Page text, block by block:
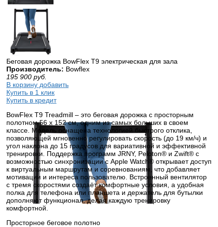
Беговая дорожка BowFlex T9 электрическая для зала
Производитель: Bowflex
195 900 руб.
В корзину добавить
Купить в 1 клик
Купить в кредит
BowFlex T9 Treadmill – это беговая дорожка с просторным
полотном 56 х 152 см, одним из самых больших в своем
классе. Модель оснащена технологией быстрого отклика,
позволяющей мгновенно регулировать скорость (до 19 км/ч) и
угол наклона до 15 градусов для вариативной и эффективной
тренировки. Поддержка программ JRNY, Peloton® и Zwift® с
возможностью синхронизации с Apple Watch® открывает доступ
к виртуальным маршрутам и соревнованиям, что добавляет
мотивации и интереса пользователю. Встроенный вентилятор
с тремя скоростями создаёт комфортные условия, а удобная
полка для телефона или планшета и держатель для бутылки
дополняют функционал, делая каждую тренировку
комфортной.
Просторное беговое полотно